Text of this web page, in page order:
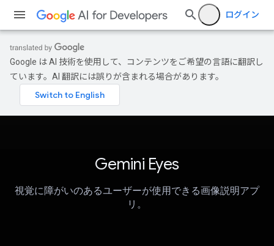
ログイン
Google は AI 技術を使用して、コンテンツをご希望の言語に翻訳し
ています。AI 翻訳には誤りが含まれる場合があります。
Gemini Eyes
視覚に障がいのあるユーザーが使用できる画像説明アプ
リ。